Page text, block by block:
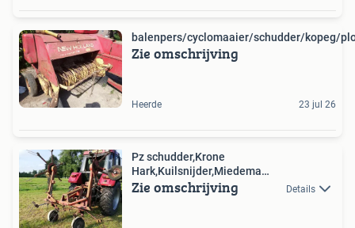
balenpers/cyclomaaier/schudder/kopeg/
Zie omschrijving
Heerde 23 jul 26
Pz schudder,Krone
Hark,Kuilsnijder,Miedema
transportband!!
Zie omschrijving Details